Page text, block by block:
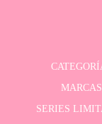
MARCAS
SERIES